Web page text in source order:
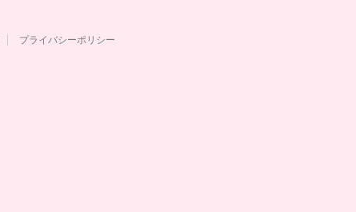
プライバシーポリシー